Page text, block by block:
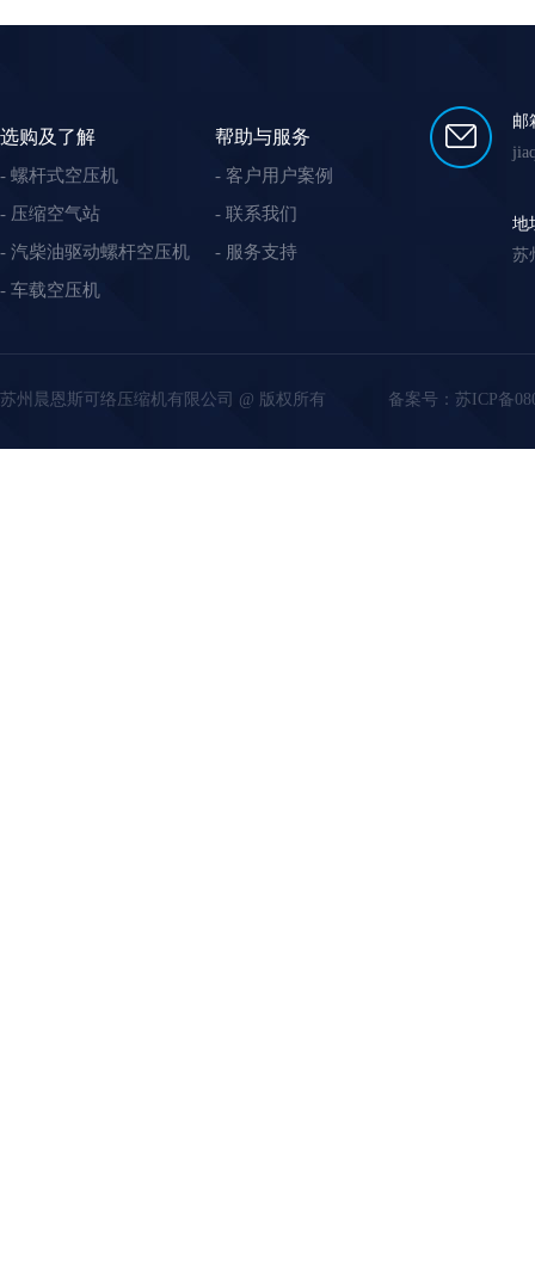
选购及了解
螺杆式空压机
压缩空气站
汽柴油驱动螺杆空压机
车载空压机
帮助与服务
客户用户案例
联系我们
服务支持
邮
地
苏
苏州晨恩斯可络压缩机有限公司 @ 版权所有 备案号： 苏ICP备